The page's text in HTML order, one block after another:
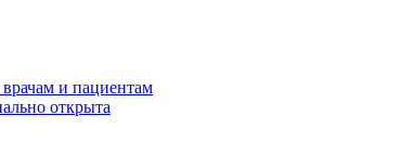
и пациентам
открыта